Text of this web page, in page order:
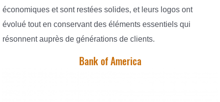
économiques et sont restées solides, et leurs logos ont
évolué tout en conservant des éléments essentiels qui
résonnent auprès de générations de clients.
Bank of America